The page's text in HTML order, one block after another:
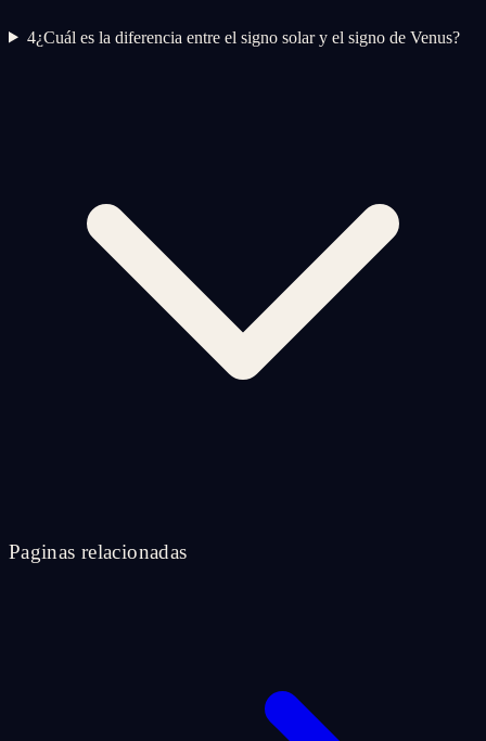
4¿Cuál es la diferencia entre el signo solar y el signo de Venus?
Paginas relacionadas